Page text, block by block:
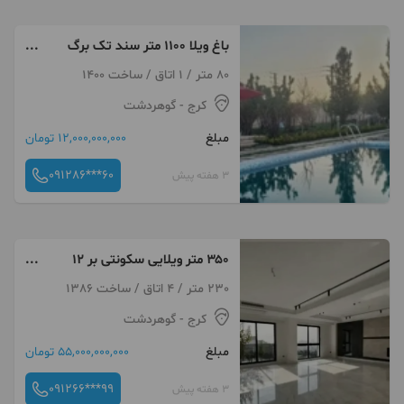
باغ ویلا ۱۱۰۰ متر سند تک برگ
شش دانگ نقد و تهاتر80 متر / 1 اتاق / ساخت 1400
کرج - گوهردشت
مبلغ
12,000,000,000 تومان
3 هفته پیش 091286***60
۳۵۰ متر ویلایی سکونتی بر ۱۲
شمالی
230 متر / 4 اتاق / ساخت 1386
کرج - گوهردشت
مبلغ
55,000,000,000 تومان
3 هفته پیش 091266***99